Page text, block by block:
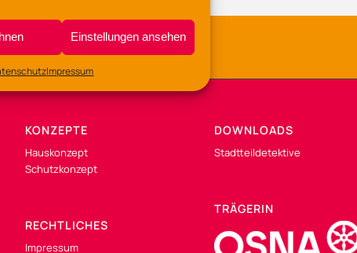
Einstellungen ansehen
Impressum
KONZEPTE
Hauskonzept
Schutzkonzept
RECHTLICHES
Impressum
DOWNLOADS
Stadtteildetektive
TRÄGERIN